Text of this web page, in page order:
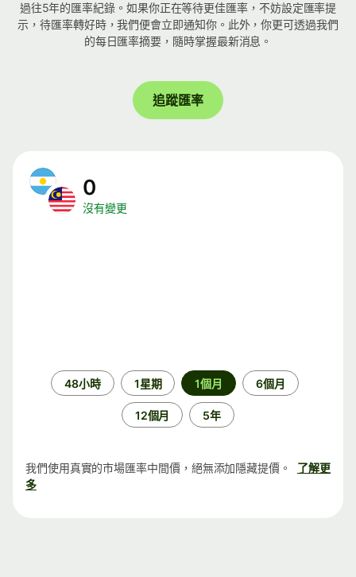
過往5年的匯率紀錄。如果你正在等待更佳匯率，不妨設定匯率提
示，待匯率轉好時，我們便會立即通知你。此外，你更可透過我們
的每日匯率摘要，隨時掌握最新消息。
追蹤匯率
0
沒有變更
48小時 1星期 1個月 6個月
12個月 5年
我們使用真實的市場匯率中間價，絕無添加隱藏提價。
了解更
多